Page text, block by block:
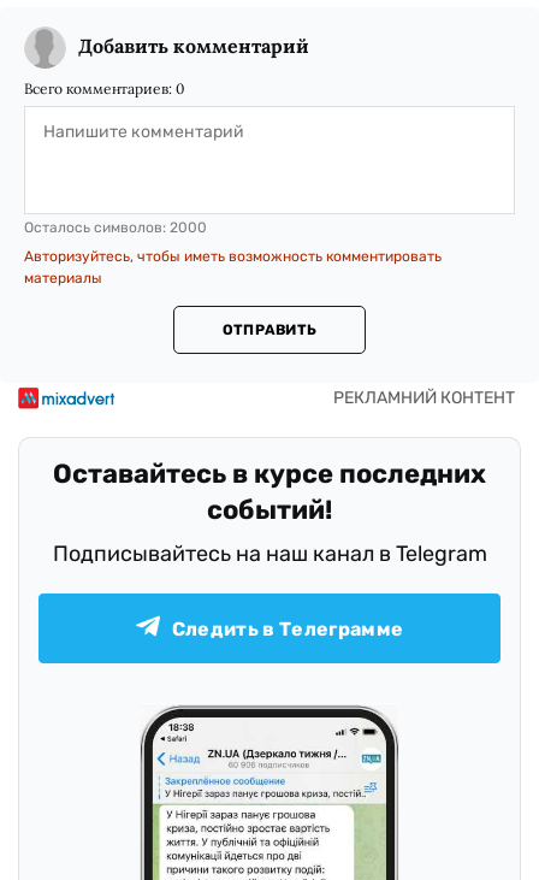
Добавить комментарий
Всего комментариев: 0
Осталось символов: 2000
Авторизуйтесь, чтобы иметь возможность комментировать
материалы
ОТПРАВИТЬ
Оставайтесь в курсе последних
событий!
Подписывайтесь на наш канал в Telegram
Следить в Телеграмме